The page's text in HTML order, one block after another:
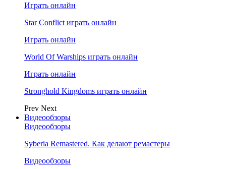
Играть онлайн
Star Conflict играть онлайн
Играть онлайн
World Of Warships играть онлайн
Играть онлайн
Stronghold Kingdoms играть онлайн
Prev Next
Видеообзоры
Видеообзоры
Syberia Remastered. Как делают ремастеры
Видеообзоры